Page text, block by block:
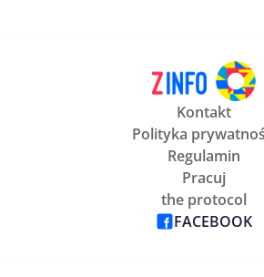
Kontakt
Polityka
Regulamin
Pracuj
the protocol
FACEBOOK